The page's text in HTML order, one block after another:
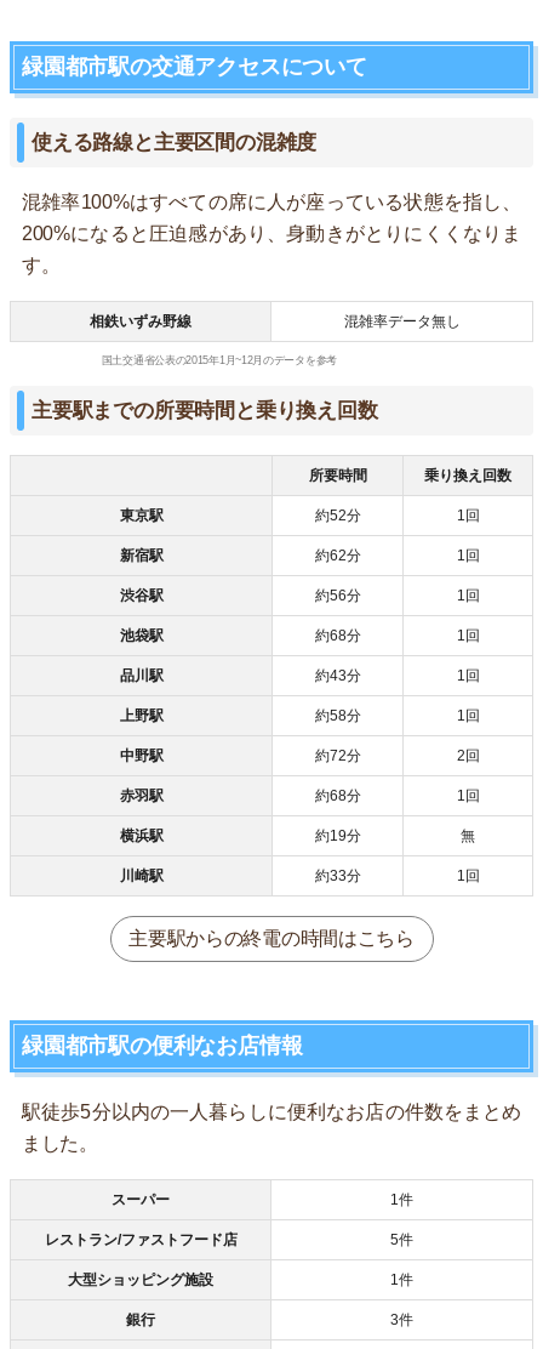
緑園都市駅の交通アクセスについて
使える路線と主要区間の混雑度
混雑率100%はすべての席に人が座っている状態を指し、
200%になると圧迫感があり、身動きがとりにくくなりま
す。
相鉄いずみ野線 混雑率データ無し
国土交通省公表の2015年1月~12月のデータを参考
主要駅までの所要時間と乗り換え回数
所要時間 乗り換え回数
東京駅 約52分 1回
新宿駅 約62分 1回
渋谷駅 約56分 1回
池袋駅 約68分 1回
品川駅 約43分 1回
上野駅 約58分 1回
中野駅 約72分 2回
赤羽駅 約68分 1回
横浜駅 約19分 無
川崎駅 約33分 1回
主要駅からの終電の時間はこちら
緑園都市駅の便利なお店情報
駅徒歩5分以内の一人暮らしに便利なお店の件数をまとめ
ました。
スーパー 1件
レストラン/ファストフード店 5件
大型ショッピング施設 1件
銀行 3件